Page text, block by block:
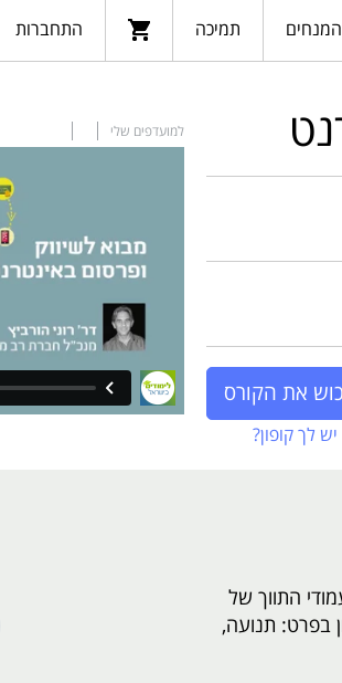
התחברות תמיכה המנחים
את הקורס
יש לך קופון?
למועדפים שלי
התווך של
בפרט: תנועה,